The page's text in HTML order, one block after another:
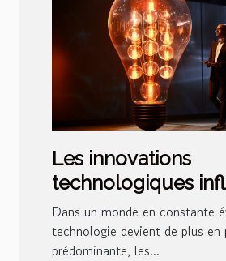
Les innovations
technologiques
elles les tarifs
Dans un monde en constante
technologie devient de plus en
prédominante, les...